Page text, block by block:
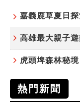
熱門新聞